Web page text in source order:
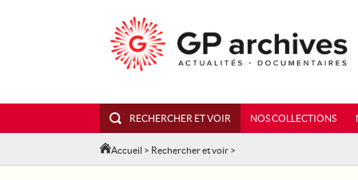
RECHERCHER ET VOIR NOS COLLECTIONS
Accueil > Rechercher et voir >